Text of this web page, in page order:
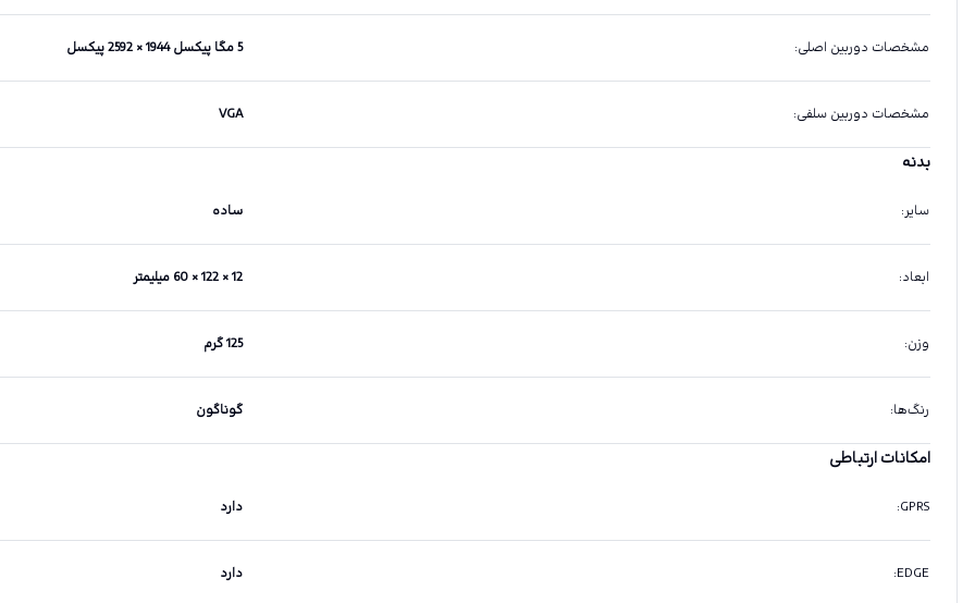
مشخصات دوربین اصلی: 5 مگا پیکسل 1944 × 2592 پیکسل
مشخصات دوربین سلفی:
VGA
بدنه
سایر: ساده
ابعاد: 12 × 122 × 60 میلیمتر
وزن: 125 گرم
رنگ‌ها: گوناگون
امکانات ارتباطی
GPRS
: دارد
EDGE
: دارد